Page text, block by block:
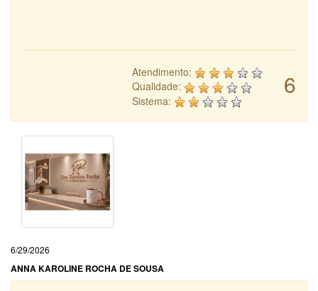
6
Atendimento:
Qualidade:
Sistema:
6/29/2026
ANNA KAROLINE ROCHA DE SOUSA